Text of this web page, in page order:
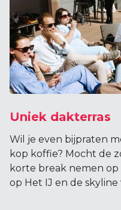
Uniek dakterras
Wil je even bijpraten
kop koffie? Mocht de
korte break nemen
op Het IJ en de skyline